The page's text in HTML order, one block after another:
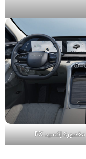
مقصورة إكسيد RX